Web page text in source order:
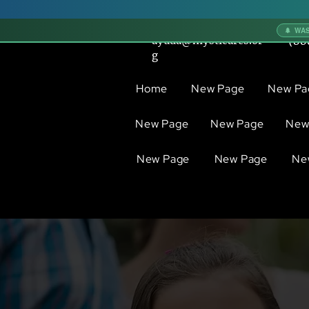
ayuda@mysticares.or
g
Home New Page New
New Page New Page
New Page New Page
🌲